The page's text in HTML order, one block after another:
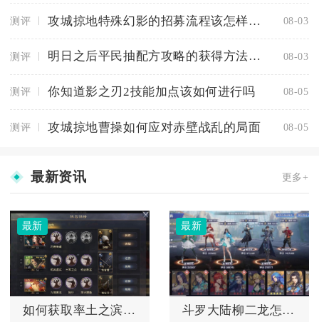
测评 攻城掠地特殊幻影的招募流程该怎样进行 08-03
测评 明日之后平民抽配方攻略的获得方法是什么 08-03
测评 你知道影之刃2技能加点该如何进行吗 08-05
测评 攻城掠地曹操如何应对赤壁战乱的局面 08-05
最新资讯 更多+
如何获取率土之滨九级城皮的方法 斗罗大陆柳二龙怎么玩才能成为强者